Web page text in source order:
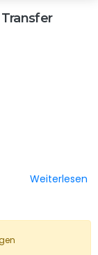
Weiterlesen